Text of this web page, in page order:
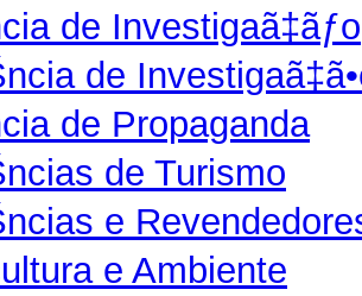
de Investigaã‡ãƒo
de
de Propaganda
de Turismo
e
e Ambiente